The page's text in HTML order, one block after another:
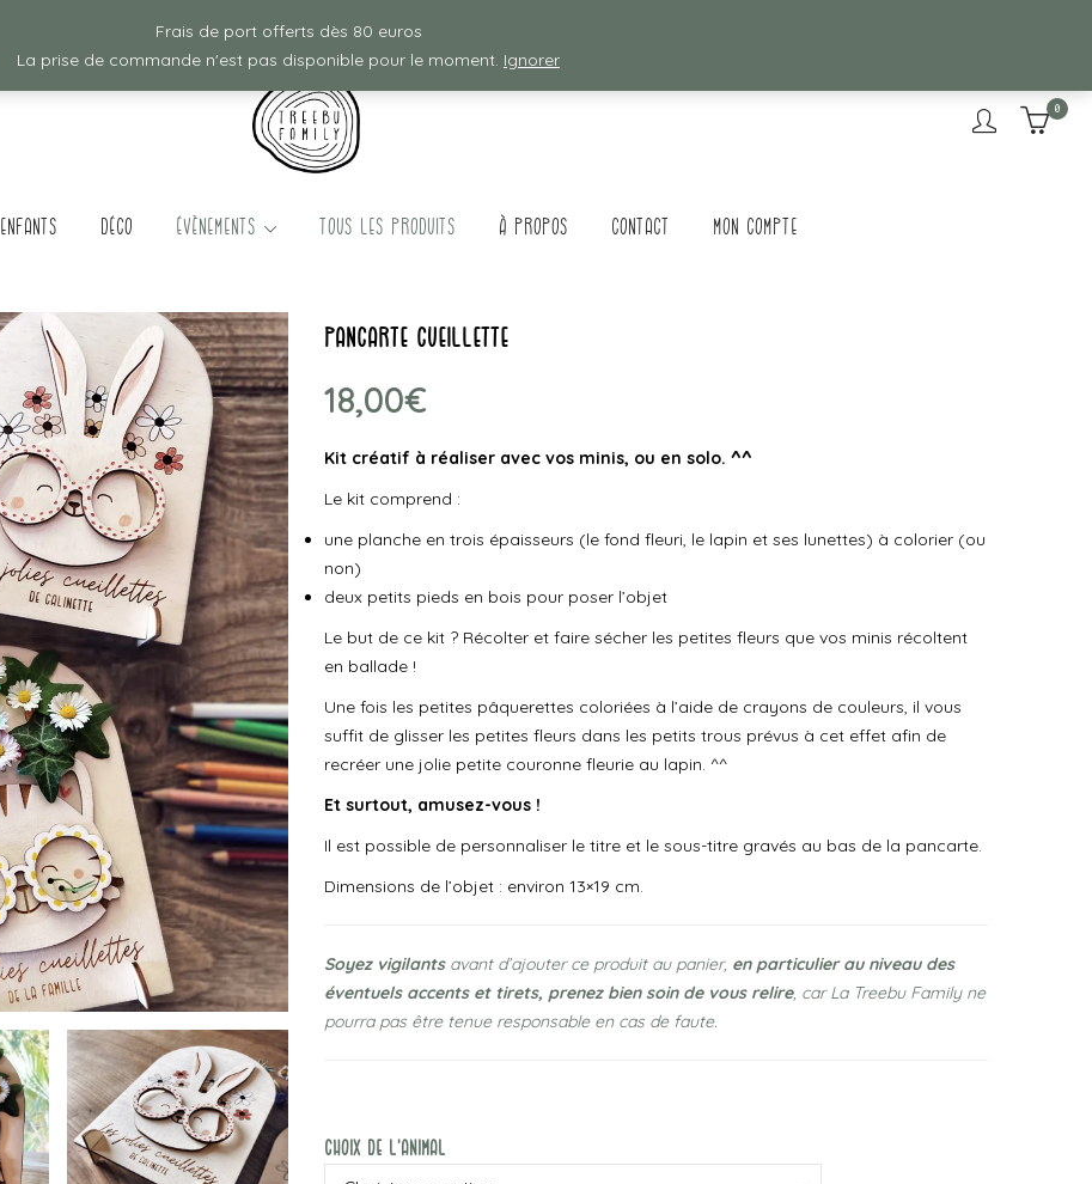
Frais de ports offerts à partir de 80€ d'achat :)
0
enfants Déco évènements TOUS LES PRODUITS à propos Contact Mon compte
pancarte cueillette
18,00€
Kit créatif à réaliser avec vos minis, ou en solo. ^^
Le kit comprend :
une planche en trois épaisseurs (le fond fleuri, le lapin et ses lunettes) à colorier (ou
non)
deux petits pieds en bois pour poser l’objet
Le but de ce kit ? Récolter et faire sécher les petites fleurs que vos minis récoltent
en ballade !
Une fois les petites pâquerettes coloriées à l’aide de crayons de couleurs, il vous
suffit de glisser les petites fleurs dans les petits trous prévus à cet effet afin de
recréer une jolie petite couronne fleurie au lapin. ^^
Et surtout, amusez-vous !
Il est possible de personnaliser le titre et le sous-titre gravés au bas de la pancarte.
Dimensions de l’objet : environ 13×19 cm.
Soyez vigilantsavant d’ajouter ce produit au panier, en particulier au niveau des
éventuels accents et tirets, prenez bien soin de vous relire, car La Treebu Family ne
pourra pas être tenue responsable en cas de faute.
Choix De L'animal
Frais de port offerts dès 80 euros
La prise de commande n'est pas disponible pour le moment. Ignorer